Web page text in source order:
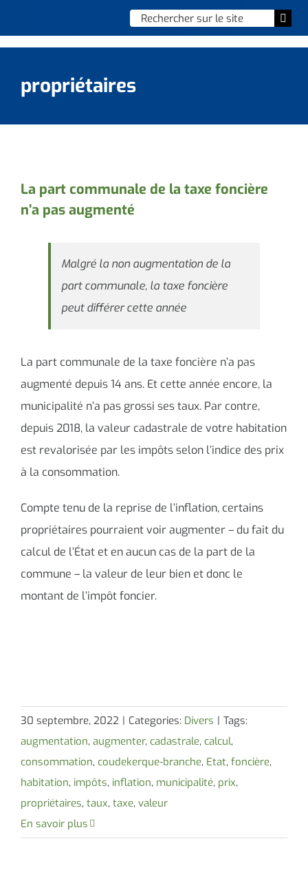
Chercher
:
Vie municipale
Culture et loisirs
Social & solidarité
Contacter le maire
propriétaires
La part communale de la taxe foncière
n’a pas augmenté
Malgré la non augmentation de la
part communale, la taxe foncière
peut différer cette année
La part communale de la taxe foncière n’a pas
augmenté depuis 14 ans. Et cette année encore, la
municipalité n’a pas grossi ses taux. Par contre,
depuis 2018, la valeur cadastrale de votre habitation
est revalorisée par les impôts selon l’indice des prix
à la consommation.
Compte tenu de la reprise de l’inflation, certains
propriétaires pourraient voir augmenter – du fait du
calcul de l’État et en aucun cas de la part de la
commune – la valeur de leur bien et donc le
montant de l’impôt foncier.
30 septembre, 2022 | Categories: Divers | Tags:
augmentation, augmenter, cadastrale, calcul,
consommation, coudekerque-branche, Etat, foncière,
habitation, impôts, inflation, municipalité, prix,
propriétaires, taux, taxe, valeur
En savoir plus